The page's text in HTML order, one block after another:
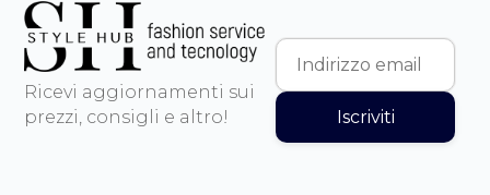
Ricevi aggiornamenti sui
prezzi, consigli e altro!
Iscriviti